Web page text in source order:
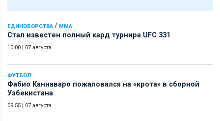
ЕДИНОБОРСТВА / ММА
Стал известен полный кард турнира UFC 331
10:00 | 07 августа
ФУТБОЛ
Фабио Каннаваро пожаловался на «крота» в сборной
Узбекистана
09:55 | 07 августа